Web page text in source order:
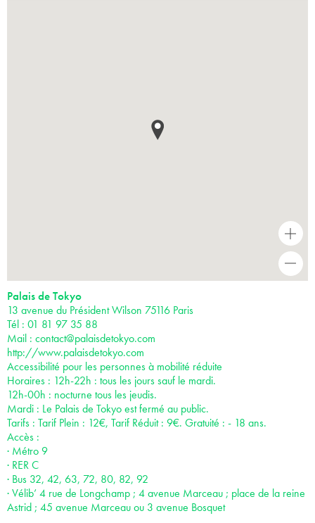
+
Palais de Tokyo
13 avenue du Président Wilson 75116 Paris
Tél : 01 81 97 35 88
Mail : contact@palaisdetokyo.com
http://www.palaisdetokyo.com
Accessibilité pour les personnes à mobilité réduite
Horaires : 12h-22h : tous les jours sauf le mardi.
12h-00h : nocturne tous les jeudis.
Mardi : Le Palais de Tokyo est fermé au public.
Tarifs : Tarif Plein : 12€, Tarif Réduit : 9€. Gratuité : - 18 ans.
Accès :
· Métro 9
· RER C
· Bus 32, 42, 63, 72, 80, 82, 92
· Vélib’ 4 rue de Longchamp ; 4 avenue Marceau ; place de la reine
Astrid ; 45 avenue Marceau ou 3 avenue Bosquet